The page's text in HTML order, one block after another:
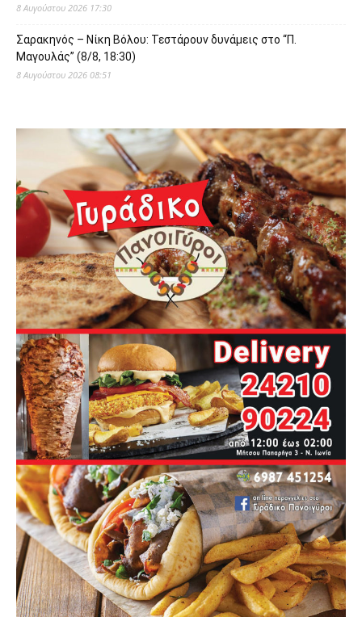
8 Αυγούστου 2026 17:30
Σαρακηνός – Νίκη Βόλου: Τεστάρουν δυνάμεις στο “Π.
Μαγουλάς” (8/8, 18:30)
8 Αυγούστου 2026 08:51